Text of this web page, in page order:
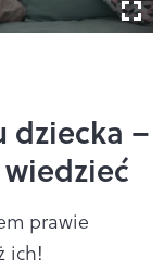
dziecka –
prawie
ich!